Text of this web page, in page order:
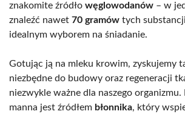
znakomite źródło węglowodanów – w
znaleźć nawet 70 gramów tych
idealnym wyborem na śniadanie.
Gotując ją na mleku krowim, zyskujemy
niezbędne do budowy oraz regeneracji
niezwykle ważne dla naszego
manna jest źródłem błonnika, który